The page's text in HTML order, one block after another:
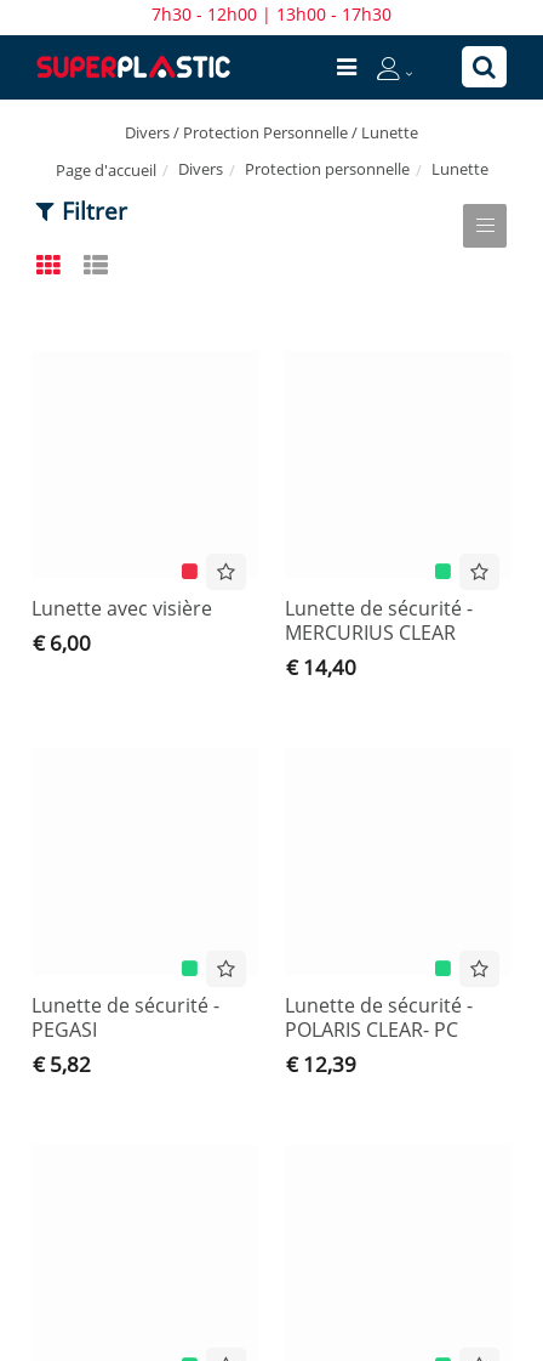
7h30 - 12h00 | 13h00 - 17h30
Divers / Protection Personnelle / Lunette
Page d'accueil
Divers Protection personnelle Lunette
Filtrer
Lunette avec visière
€ 6,00
Lunette de sécurité -
MERCURIUS CLEAR
€ 14,40
Lunette de sécurité -
PEGASI
€ 5,82
Lunette de sécurité -
POLARIS CLEAR- PC
€ 12,39